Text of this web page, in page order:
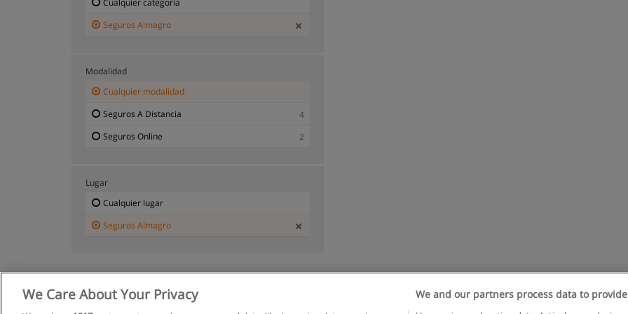
Cualquier categoría
Seguros Almagro
Modalidad
Cualquier modalidad
Seguros A Distancia
4
Seguros Online
2
Lugar
Cualquier lugar
Seguros Almagro
We Care About Your Privacy We and our partners process data to